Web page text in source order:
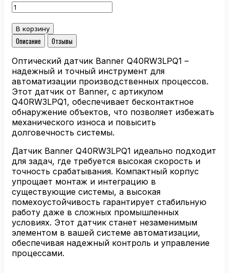
Количество
товара
Оптический
датчик
Banner
Q40RW3LPQ1
В корзину
Описание
Отзывы
Оптический датчик Banner Q40RW3LPQ1 –
надежный и точный инструмент для
автоматизации производственных процессов.
Этот датчик от Banner, с артикулом
Q40RW3LPQ1, обеспечивает бесконтактное
обнаружение объектов, что позволяет избежать
механического износа и повысить
долговечность системы.
Датчик Banner Q40RW3LPQ1 идеально подходит
для задач, где требуется высокая скорость и
точность срабатывания. Компактный корпус
упрощает монтаж и интеграцию в
существующие системы, а высокая
помехоустойчивость гарантирует стабильную
работу даже в сложных промышленных
условиях. Этот датчик станет незаменимым
элементом в вашей системе автоматизации,
обеспечивая надежный контроль и управление
процессами.